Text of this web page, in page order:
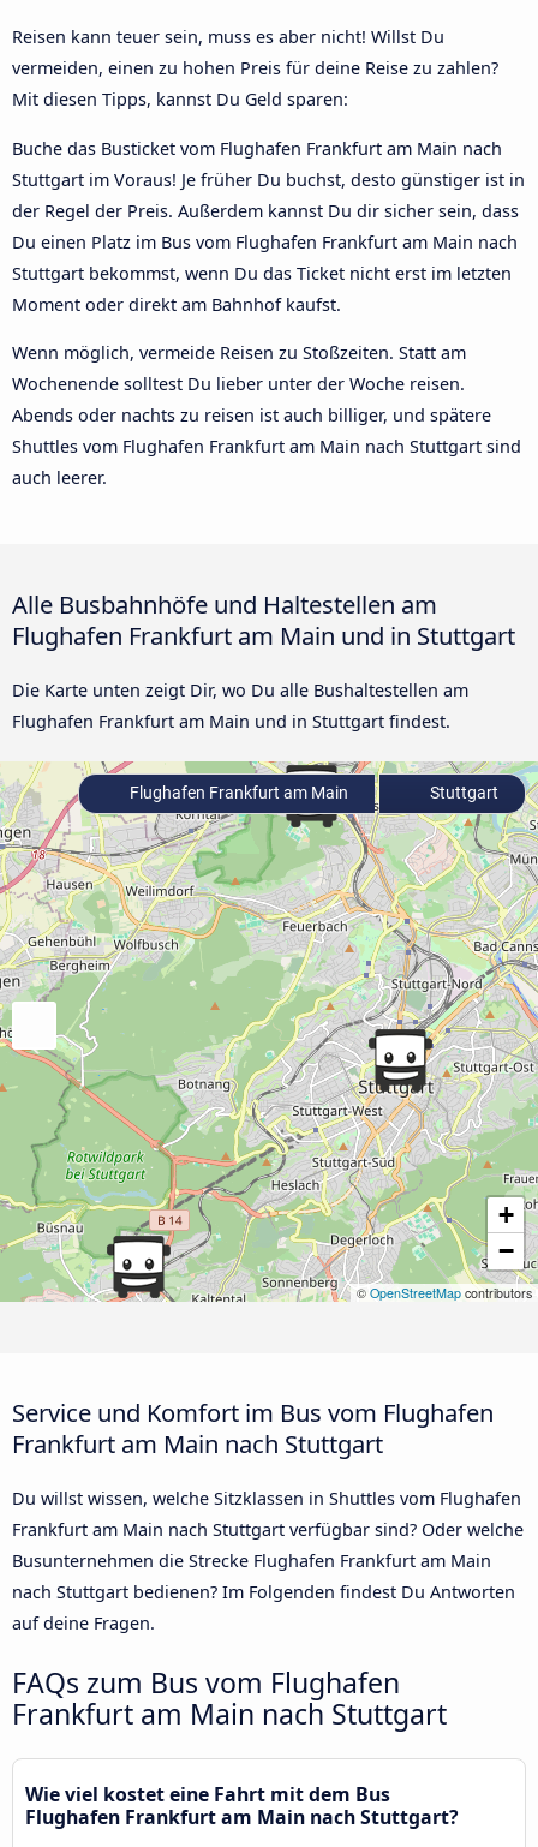
Reisen kann teuer sein, muss es aber nicht! Willst Du
vermeiden, einen zu hohen Preis für deine Reise zu zahlen?
Mit diesen Tipps, kannst Du Geld sparen:
Buche das Busticket vom Flughafen Frankfurt am Main nach
Stuttgart im Voraus! Je früher Du buchst, desto günstiger ist in
der Regel der Preis. Außerdem kannst Du dir sicher sein, dass
Du einen Platz im Bus vom Flughafen Frankfurt am Main nach
Stuttgart bekommst, wenn Du das Ticket nicht erst im letzten
Moment oder direkt am Bahnhof kaufst.
Wenn möglich, vermeide Reisen zu Stoßzeiten. Statt am
Wochenende solltest Du lieber unter der Woche reisen.
Abends oder nachts zu reisen ist auch billiger, und spätere
Shuttles vom Flughafen Frankfurt am Main nach Stuttgart sind
auch leerer.
Alle Busbahnhöfe und Haltestellen am
Flughafen Frankfurt am Main und in Stuttgart
Die Karte unten zeigt Dir, wo Du alle Bushaltestellen am
Flughafen Frankfurt am Main und in Stuttgart findest.
+
−
© OpenStreetMap contributors
Flughafen Frankfurt am Main Stuttgart
Service und Komfort im Bus vom Flughafen
Frankfurt am Main nach Stuttgart
Du willst wissen, welche Sitzklassen in Shuttles vom Flughafen
Frankfurt am Main nach Stuttgart verfügbar sind? Oder welche
Busunternehmen die Strecke Flughafen Frankfurt am Main
nach Stuttgart bedienen? Im Folgenden findest Du Antworten
auf deine Fragen.
FAQs zum Bus vom Flughafen
Frankfurt am Main nach Stuttgart
Wie viel kostet eine Fahrt mit dem Bus
Flughafen Frankfurt am Main nach Stuttgart?